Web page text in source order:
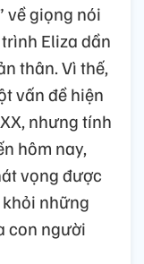
về giọng nói
Eliza dần
thân. Vì thế,
vấn đề hiện
nhưng tính
hôm nay,
vọng được
những
con người